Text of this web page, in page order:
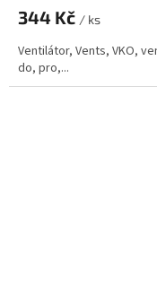
344 Kč / ks
Ventilátor, Vents, VKO,
do, pro,...